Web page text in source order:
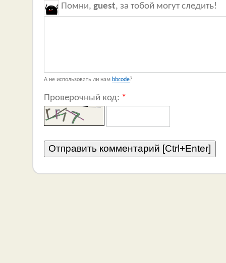
Помни, guest, за тобой могут следить!
А не использовать ли нам bbcode?
Проверочный код: *